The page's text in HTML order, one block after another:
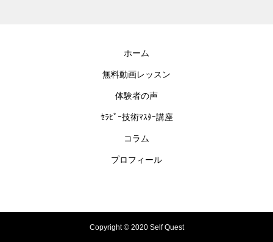
ホーム
無料動画レッスン
体験者の声
ｾﾗﾋﾟｰ技術ﾏｽﾀｰ講座
コラム
プロフィール
Copyright © 2020 Self Quest